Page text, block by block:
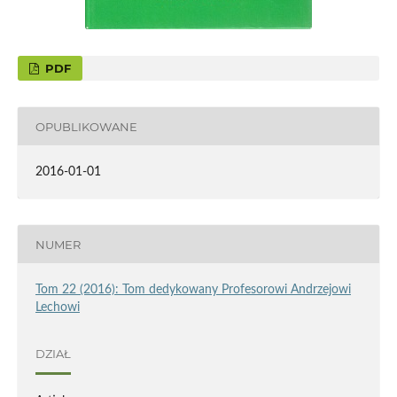
PDF
OPUBLIKOWANE
2016-01-01
NUMER
Tom 22 (2016): Tom dedykowany Profesorowi Andrzejowi
Lechowi
DZIAŁ